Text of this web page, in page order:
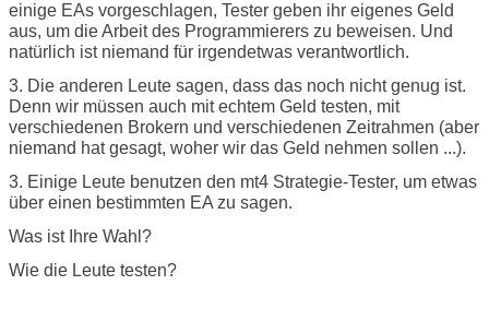
einige EAs vorgeschlagen, Tester geben ihr eigenes Geld
aus, um die Arbeit des Programmierers zu beweisen. Und
natürlich ist niemand für irgendetwas verantwortlich.
3. Die anderen Leute sagen, dass das noch nicht genug ist.
Denn wir müssen auch mit echtem Geld testen, mit
verschiedenen Brokern und verschiedenen Zeitrahmen (aber
niemand hat gesagt, woher wir das Geld nehmen sollen ...).
3. Einige Leute benutzen den mt4 Strategie-Tester, um etwas
über einen bestimmten EA zu sagen.
Was ist Ihre Wahl?
Wie die Leute testen?